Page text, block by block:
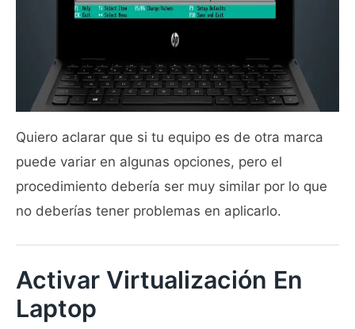
Quiero aclarar que si tu equipo es de otra marca
puede variar en algunas opciones, pero el
procedimiento debería ser muy similar por lo que
no deberías tener problemas en aplicarlo.
Activar Virtualización En
Laptop